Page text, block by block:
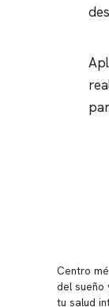
Centro
del sueño
tu salud